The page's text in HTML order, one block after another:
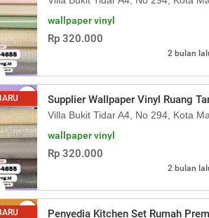
wallpaper vinyl
Rp 320.000
2 bulan
Supplier Wallpaper Vinyl Ruang
Villa Bukit Tidar A4, No 294, Kota
wallpaper vinyl
Rp 320.000
2 bulan
Penyedia Kitchen Set Rumah